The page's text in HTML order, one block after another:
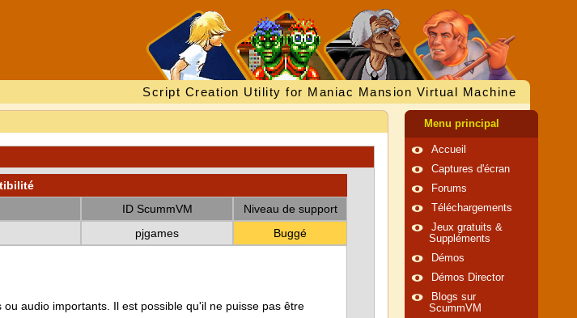
Script Creation Utility for Maniac Mansion Virtual Machine
ID ScummVM
Niveau de support
pjgames Buggé
audio importants. Il est possible qu'il ne puisse pas être
Menu principal
Accueil
Captures d'écran
Forums
Téléchargements
Jeux gratuits &
Suppléments
Démos
Démos Director
Blogs sur
ScummVM